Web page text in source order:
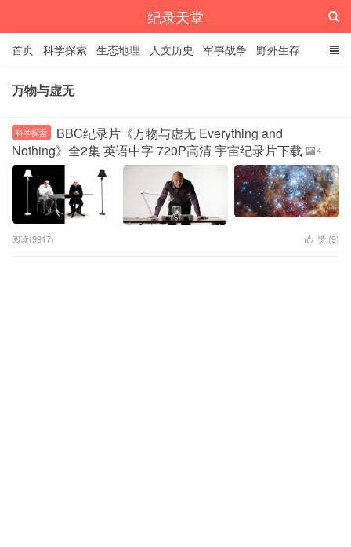
纪录天堂
首页 科学探索 生态地理 人文历史 军事战争 野外生存
经典纪录 4K纪录片
万物与虚无
科学探索
BBC纪录片《万物与虚无 Everything and
Nothing》全2集 英语中字 720P高清 宇宙纪录片下载
4
阅读(9917) 赞 (9)